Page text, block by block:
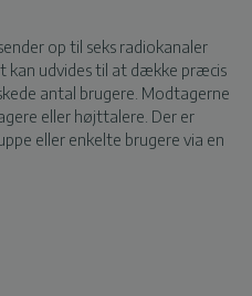
op til seks radiokanaler
kan udvides til at dække præcis
antal brugere. Modtagerne
eller højttalere. Der er
eller enkelte brugere via en